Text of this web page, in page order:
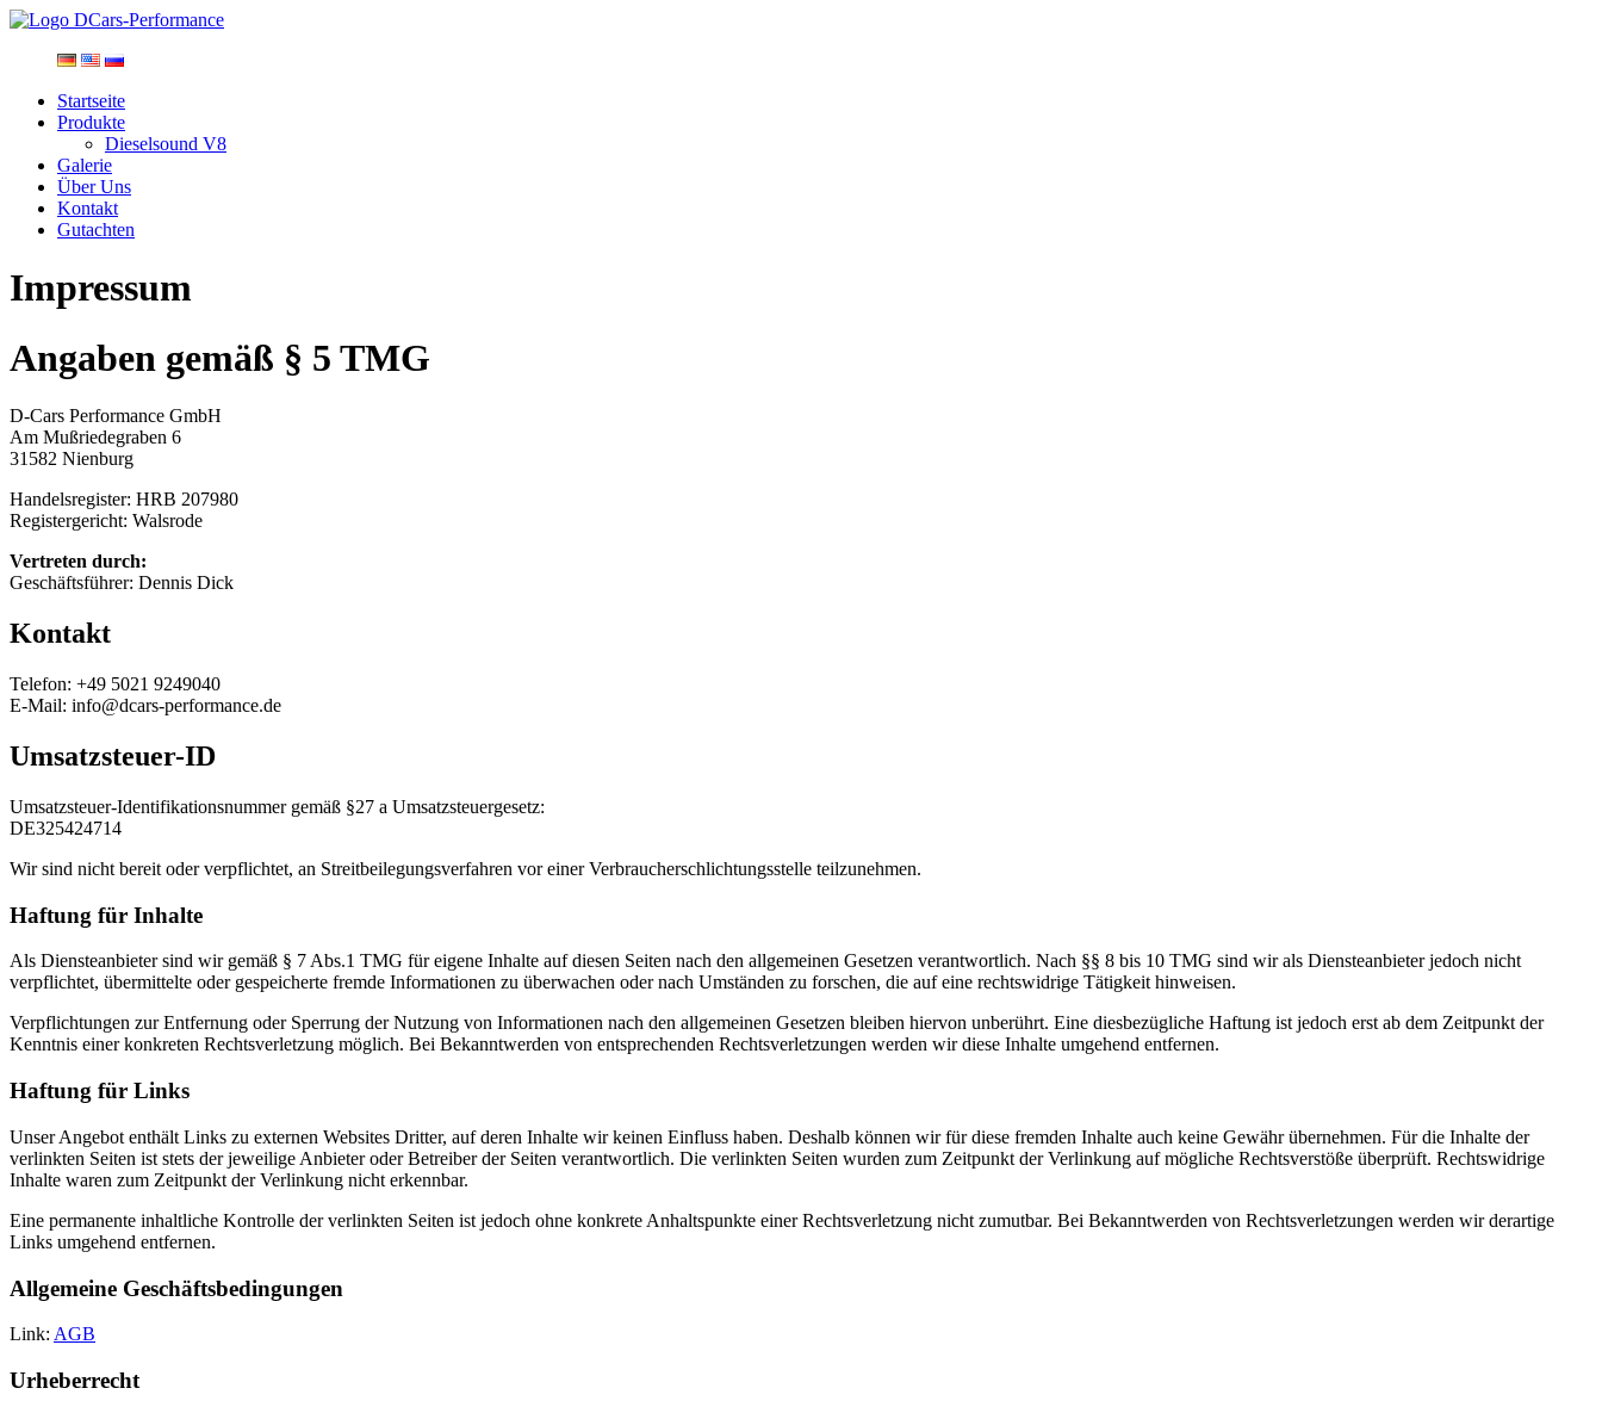
Startseite
Produkte
Dieselsound V8
Galerie
Über Uns
Kontakt
Gutachten
Impressum
Angaben gemäß § 5 TMG
D-Cars Performance GmbH
Am Mußriedegraben 6
31582 Nienburg
Handelsregister: HRB 207980
Registergericht: Walsrode
Vertreten durch:
Geschäftsführer: Dennis Dick
Kontakt
Telefon: +49 5021 9249040
E-Mail: info@dcars-performance.de
Umsatzsteuer-ID
Umsatzsteuer-Identifikationsnummer gemäß §27 a Umsatzsteuergesetz:
DE325424714
Wir sind nicht bereit oder verpflichtet, an Streitbeilegungsverfahren vor einer Verbraucherschlichtungsstelle teilzunehmen.
Haftung für Inhalte
Als Diensteanbieter sind wir gemäß § 7 Abs.1 TMG für eigene Inhalte auf diesen Seiten nach den allgemeinen Gesetzen verantwortlich. Nach §§ 8 bis 10 TMG sind wir als Diensteanbieter jedoch nicht
verpflichtet, übermittelte oder gespeicherte fremde Informationen zu überwachen oder nach Umständen zu forschen, die auf eine rechtswidrige Tätigkeit hinweisen.
Verpflichtungen zur Entfernung oder Sperrung der Nutzung von Informationen nach den allgemeinen Gesetzen bleiben hiervon unberührt. Eine diesbezügliche Haftung ist jedoch erst ab dem Zeitpunkt der
Kenntnis einer konkreten Rechtsverletzung möglich. Bei Bekanntwerden von entsprechenden Rechtsverletzungen werden wir diese Inhalte umgehend entfernen.
Haftung für Links
Unser Angebot enthält Links zu externen Websites Dritter, auf deren Inhalte wir keinen Einfluss haben. Deshalb können wir für diese fremden Inhalte auch keine Gewähr übernehmen. Für die Inhalte der
verlinkten Seiten ist stets der jeweilige Anbieter oder Betreiber der Seiten verantwortlich. Die verlinkten Seiten wurden zum Zeitpunkt der Verlinkung auf mögliche Rechtsverstöße überprüft. Rechtswidrige
Inhalte waren zum Zeitpunkt der Verlinkung nicht erkennbar.
Eine permanente inhaltliche Kontrolle der verlinkten Seiten ist jedoch ohne konkrete Anhaltspunkte einer Rechtsverletzung nicht zumutbar. Bei Bekanntwerden von Rechtsverletzungen werden wir derartige
Links umgehend entfernen.
Allgemeine Geschäftsbedingungen
Link: AGB
Urheberrecht